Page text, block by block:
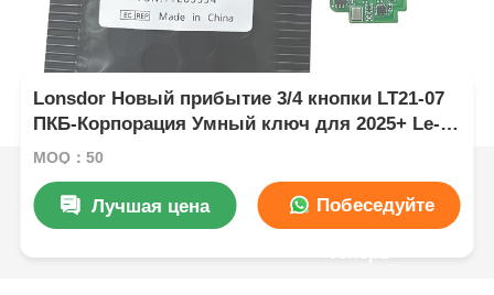
Lonsdor Новый прибытие 3/4 кнопки LT21-07
ПКБ-Корпорация Умный ключ для 2025+ Le-
xus 8AB6 Чип 314/315/433/434MHZ
MOQ：50
Лучшая цена Побеседуйте